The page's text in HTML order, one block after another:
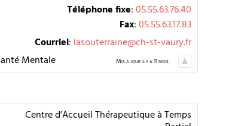
Téléphone fixe:05.55.63.76.40
Fax:05.55.63.17.83
Courriel: lasouterraine@ch-st-vaury.fr
Mentale Mis à jour il y a 11 mois.
Centre d’Accueil Thérapeutique à Temps